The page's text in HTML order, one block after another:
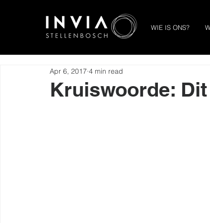
WIE IS ONS?
Kruiswoorde:
Apr 6, 2017 4 min read